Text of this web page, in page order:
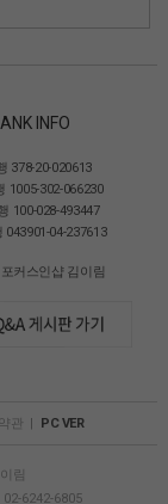
INFO
378-20-020613
1005-302-066230
100-028-493447
043901-04-237613
커스인샵 김이림
관 PC VER
림
6242-6805